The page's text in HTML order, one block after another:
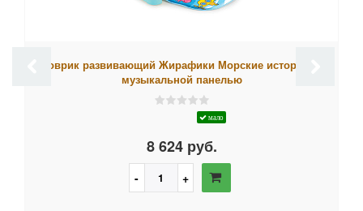
Коврик развивающий Жирафики Морские истории, с
музыкальной панелью
мало
8 624 руб.